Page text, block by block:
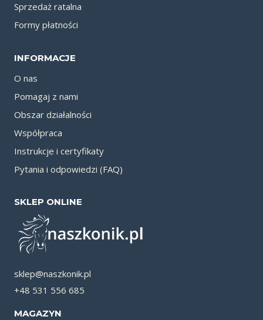
Sprzedaż ratalna
Formy płatności
INFORMACJE
O nas
Pomagaj z nami
Obszar działalności
Współpraca
Instrukcje i certyfikaty
Pytania i odpowiedzi (FAQ)
SKLEP ONLINE
sklep@naszkonik.pl
+48 531 556 685
MAGAZYN